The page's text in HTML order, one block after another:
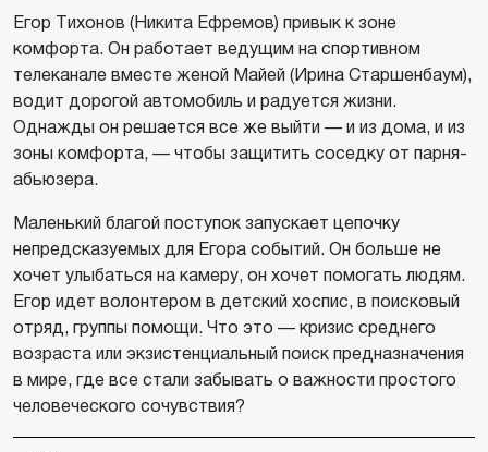
Егор Тихонов (Никита Ефремов) привык к зоне
комфорта. Он работает ведущим на спортивном
телеканале вместе женой Майей (Ирина Старшенбаум),
водит дорогой автомобиль и радуется жизни.
Однажды он решается все же выйти — и из дома, и из
зоны комфорта, — чтобы защитить соседку от парня-
абьюзера.
Маленький благой поступок запускает цепочку
непредсказуемых для Егора событий. Он больше не
хочет улыбаться на камеру, он хочет помогать людям.
Егор идет волонтером в детский хоспис, в поисковый
отряд, группы помощи. Что это — кризис среднего
возраста или экзистенциальный поиск предназначения
в мире, где все стали забывать о важности простого
человеческого сочувствия?